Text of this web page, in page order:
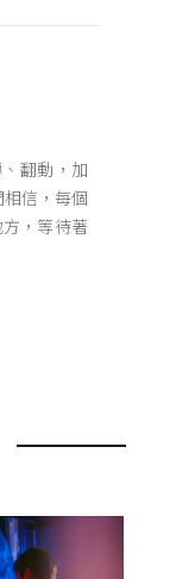
翻動，加
信，每個
，等待著